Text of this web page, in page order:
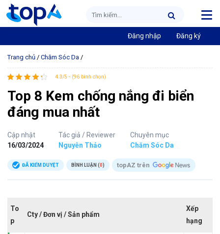
Đăng nhập Đăng ký
Trang chủ / Chăm Sóc Da /
4.3/5 - (96 bình chọn)
Top 8 Kem chống nắng đi biển
đáng mua nhất
Cập nhật
16/03/2024
Tác giả / Reviewer
Nguyễn Thảo
Chuyên mục
Chăm Sóc Da
ĐÃ KIỂM DUYỆT BÌNH LUẬN (0) topAZ trên
To
p
Cty / Đơn vị / Sản phẩm
Xếp
hạng